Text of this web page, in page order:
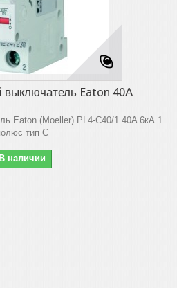
выключатель Eaton 40А
Eaton (Moeller) PL4-C40/1 40A 6кА 1
тип C
В наличии